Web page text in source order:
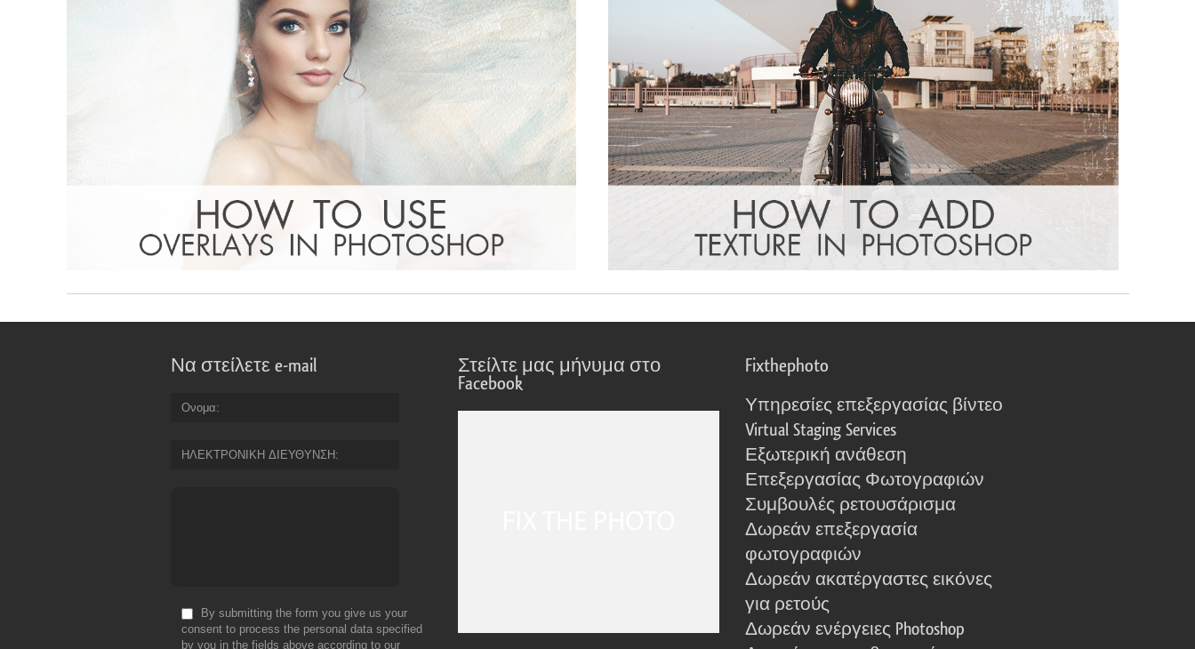
Να στείλετε e-mail
Ονομα
ΗΛΕΚΤΡΟΝΙΚΗ ΔΙΕΥΘΥΝΣΗ
By submitting the form you give us your
consent to process the personal data specified
by you in the fields above according to our
Στείλτε μας μήνυμα στο
Facebook
Fixthephoto
Υπηρεσίες επεξεργασίας βίντεο
Virtual Staging Services
Εξωτερική ανάθεση
Επεξεργασίας Φωτογραφιών
Συμβουλές ρετουσάρισμα
Δωρεάν επεξεργασία
φωτογραφιών
Δωρεάν ακατέργαστες εικόνες
για ρετούς
Δωρεάν ενέργειες Photoshop